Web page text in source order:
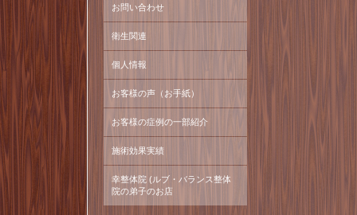
お問い合わせ
衛生関連
個人情報
お客様の声（お手紙）
お客様の症例の一部紹介
施術効果実績
幸整体院 (ルブ・バランス整体
院の弟子のお店